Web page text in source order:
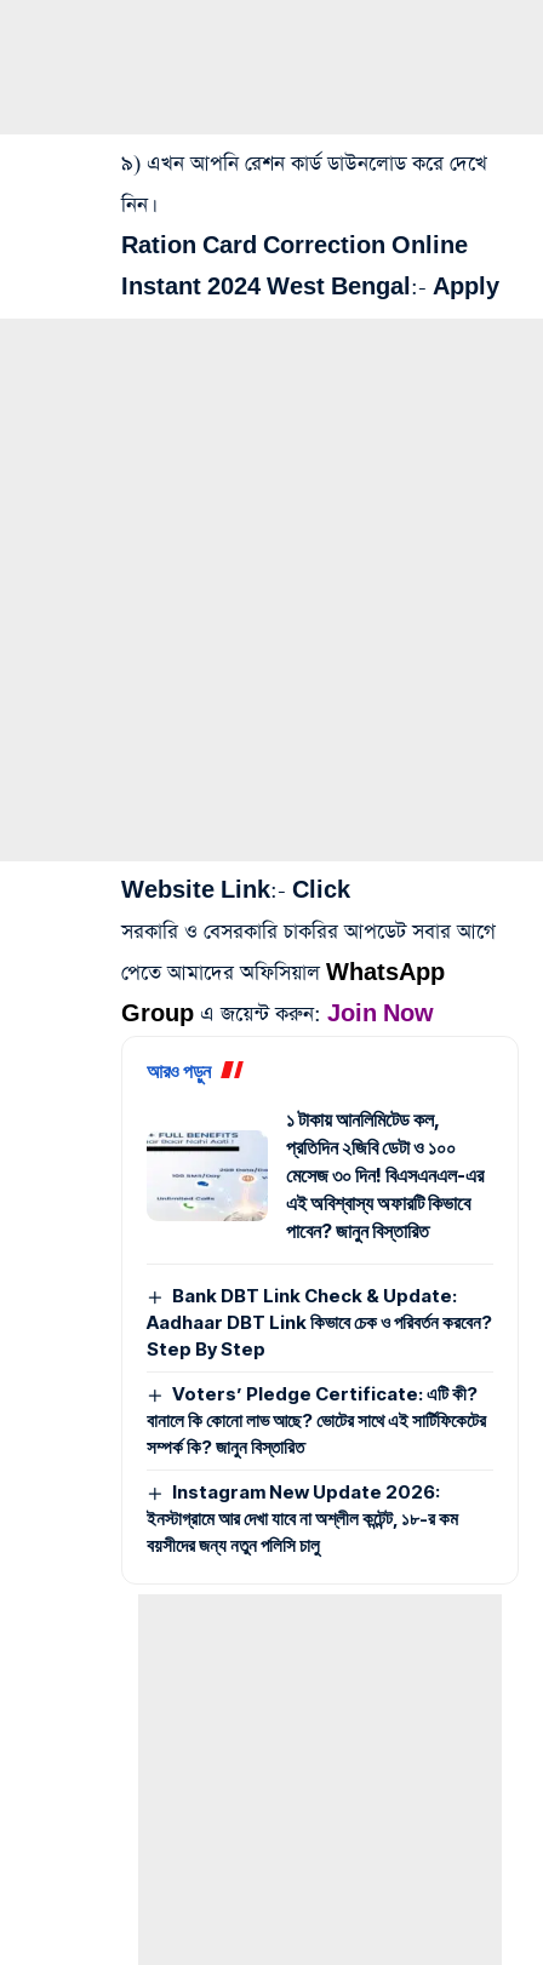
৯) এখন আপনি রেশন কার্ড ডাউনলোড করে দেখে
নিন।
Ration Card Correction Online
Instant 2024 West Bengal:- Apply
Website Link:- Click
সরকারি ও বেসরকারি চাকরির আপডেট সবার আগে
পেতে আমাদের অফিসিয়ালWhatsApp
Group এ জয়েন্ট করুন: Join Now
আরও পড়ুন
১ টাকায় আনলিমিটেড কল,
প্রতিদিন ২জিবি ডেটা ও ১০০
মেসেজ ৩০ দিন! বিএসএনএল-এর
এই অবিশ্বাস্য অফারটি কিভাবে
পাবেন? জানুন বিস্তারিত
Bank DBT Link Check & Update:
Aadhaar DBT Link কিভাবে চেক ও পরিবর্তন করবেন?
Step By Step
Voters’ Pledge Certificate: এটি কী?
বানালে কি কোনো লাভ আছে? ভোটের সাথে এই সার্টিফিকেটের
সম্পর্ক কি? জানুন বিস্তারিত
Instagram New Update 2026:
ইনস্টাগ্রামে আর দেখা যাবে না অশ্লীল কন্টেন্ট, ১৮-র কম
বয়সীদের জন্য নতুন পলিসি চালু